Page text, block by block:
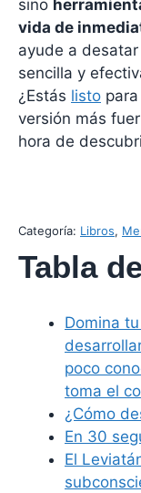
sino
vida de
ayude a
sencilla y
¿Estás listo
versión más
hora de
Categoría: Libros,
Tabla
Domina
poco
toma el
¿Cómo
En 30
El